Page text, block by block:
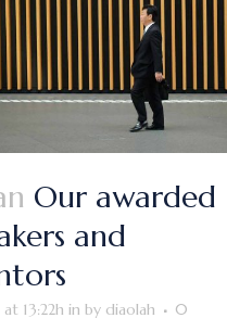
Our awarded
and
13:22h in by diaolah
0